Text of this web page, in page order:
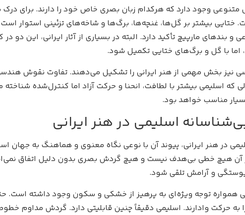
وجود دارد که هرکدام زبان بصری خاص خود را دارند. برای درک
ختایی بیشتر بر گل‌ها، غنچه‌ها، برگ‌ها و شاخه‌های تزئینی استوار
و بندهای مارپیچ تأکید دارد. البته در بسیاری از آثار ایرانی، این
اما با گل و برگ‌های ختایی تکمیل شود.
نیز بخش مهمی از هنر ایرانی را تشکیل می‌دهند. تفاوت نقوش
که اسلیمی بیشتر با لطافت، انحنا و حرکت آزاد اما کنترل‌شده
مناسب خواهد بود.
اسلیمی در هنر ایرانی
در هنر ایرانی، پیوند آن با نوعی نگاه معنوی و هماهنگ به جهان
آن هیچ خطی بی‌هدف نیست و هیچ گردش بصری بدون دلیل اتفاق
و آرامش تلقی شود.
همواره توجه ویژه‌ای به پرهیز از خشکی و سکون وجود داشته
حرکت وادارند. اسلیمی دقیقاً چنین قابلیتی دارد. گردش مداوم